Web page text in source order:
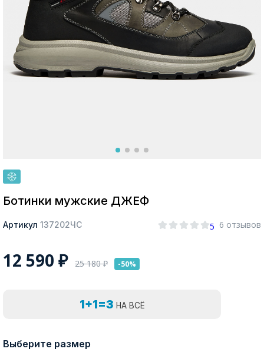
Москва
Покупателям
Ботинки мужские ДЖЕФ
Артикул 137202ЧС 5 6 отзывов
12 590 ₽ 25 180₽ -50%
1+1=3 НА ВСЁ
Выберите размер